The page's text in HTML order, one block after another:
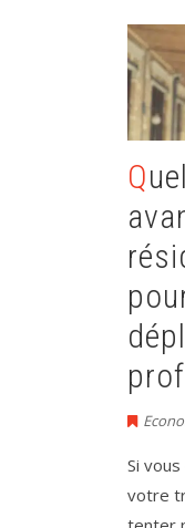
Quels sont les
Si
votre